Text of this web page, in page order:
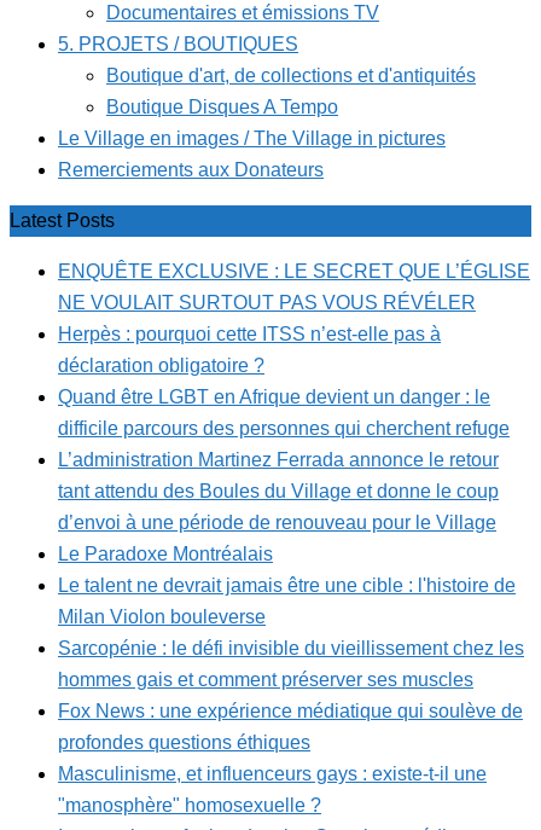
Documentaires et émissions TV
5. PROJETS / BOUTIQUES
Boutique d'art, de collections et d'antiquités
Boutique Disques A Tempo
Le Village en images / The Village in pictures
Remerciements aux Donateurs
Latest Posts
ENQUÊTE EXCLUSIVE : LE SECRET QUE L’ÉGLISE
NE VOULAIT SURTOUT PAS VOUS RÉVÉLER
Herpès : pourquoi cette ITSS n’est-elle pas à
déclaration obligatoire ?
Quand être LGBT en Afrique devient un danger : le
difficile parcours des personnes qui cherchent refuge
L’administration Martinez Ferrada annonce le retour
tant attendu des Boules du Village et donne le coup
d’envoi à une période de renouveau pour le Village
Le Paradoxe Montréalais
Le talent ne devrait jamais être une cible : l'histoire de
Milan Violon bouleverse
Sarcopénie : le défi invisible du vieillissement chez les
hommes gais et comment préserver ses muscles
Fox News : une expérience médiatique qui soulève de
profondes questions éthiques
Masculinisme, et influenceurs gays : existe-t-il une
"manosphère" homosexuelle ?